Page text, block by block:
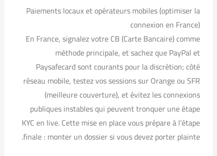
Paiements locaux et opérateurs mobiles (optimiser la
connexion en France)
En France, signalez votre CB (Carte Bancaire) comme
méthode principale, et sachez que PayPal et
Paysafecard sont courants pour la discrétion; côté
réseau mobile, testez vos sessions sur Orange ou SFR
(meilleure couverture), et évitez les connexions
publiques instables qui peuvent tronquer une étape
KYC en live. Cette mise en place vous prépare à l’étape
finale : monter un dossier si vous devez porter plainte.